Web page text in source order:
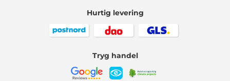
Hurtig levering
Tryg handel